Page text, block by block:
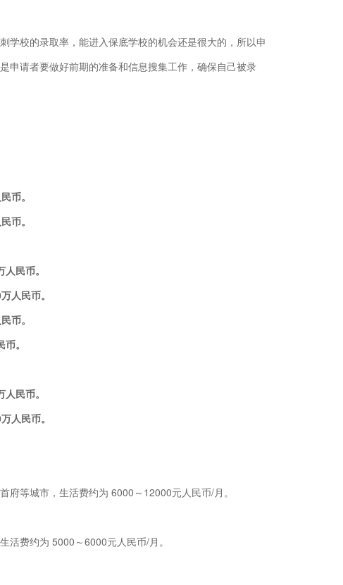
学校的录取率，能进入保底学校的机会还是很大的，所以申
申请者要做好前期的准备和信息搜集工作，确保自己被录
币。
币。
民币。
人民币。
币。
。
民币。
万人民币。
府等城市，生活费约为 6000～12000元人民币/月。
活费约为 5000～6000元人民币/月。